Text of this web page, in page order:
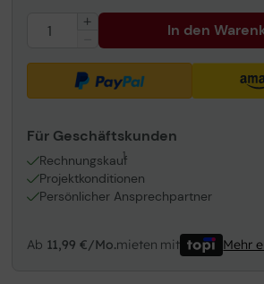
In den
Für Geschäftskunden
Rechnungskauf
1
Projektkonditionen
Persönlicher Ansprechpartner
Ab 11,99 €/Mo.mieten mit Mehr